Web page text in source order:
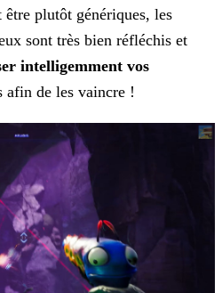
être plutôt génériques, les
sont très bien réfléchis et
intelligemment vos
afin de les vaincre !